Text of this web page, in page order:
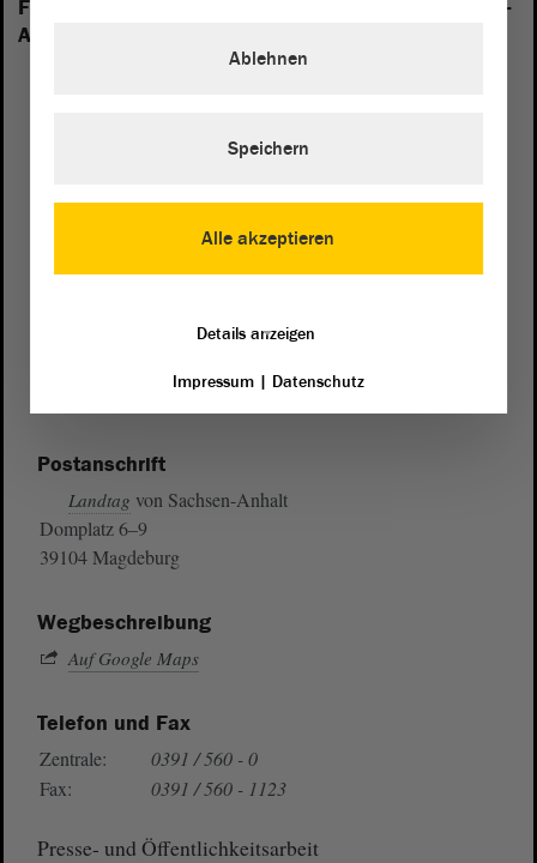
Folgende Fraktionen sind im Landtag von Sachsen-
Anhalt vertreten:
Postanschrift
Landtag von Sachsen-Anhalt
Domplatz 6–9
39104 Magdeburg
Wegbeschreibung
Auf Google Maps
Telefon und Fax
Zentrale:
0391 / 560 - 0
Fax:
0391 / 560 - 1123
Presse- und Öffentlichkeitsarbeit
Alle akzeptieren
Ablehnen
Speichern
Details anzeigen
Impressum| Datenschutz